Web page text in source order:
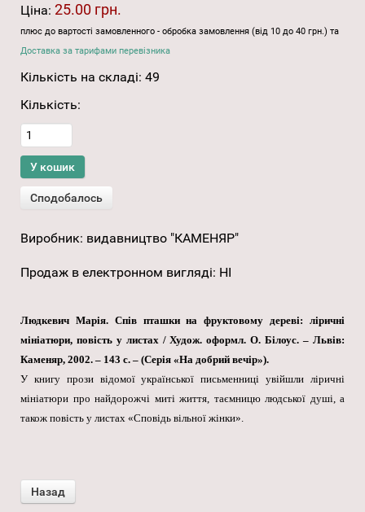
Ціна: 25.00 грн.
плюс до вартості замовленного - обробка замовлення (від 10 до 40 грн.) та
Доставка за тарифами перевізника
Кількість на складі: 49
Кількість:
Виробник: видавництво "КАМЕНЯР"
Продаж в електронном вигляді: НІ
Людкевич Марія. Спів пташки на фруктовому дереві: ліричні
мініатюри, повість у листах / Худож. оформл. О. Білоус. – Львів:
Каменяр, 2002. – 143 с. – (Серія «На добрий вечір»).
У книгу прози відомої української письменниці увійшли ліричні
мініатюри про найдорожчі миті життя, таємницю людської душі, а
також повість у листах «Сповідь вільної жінки».